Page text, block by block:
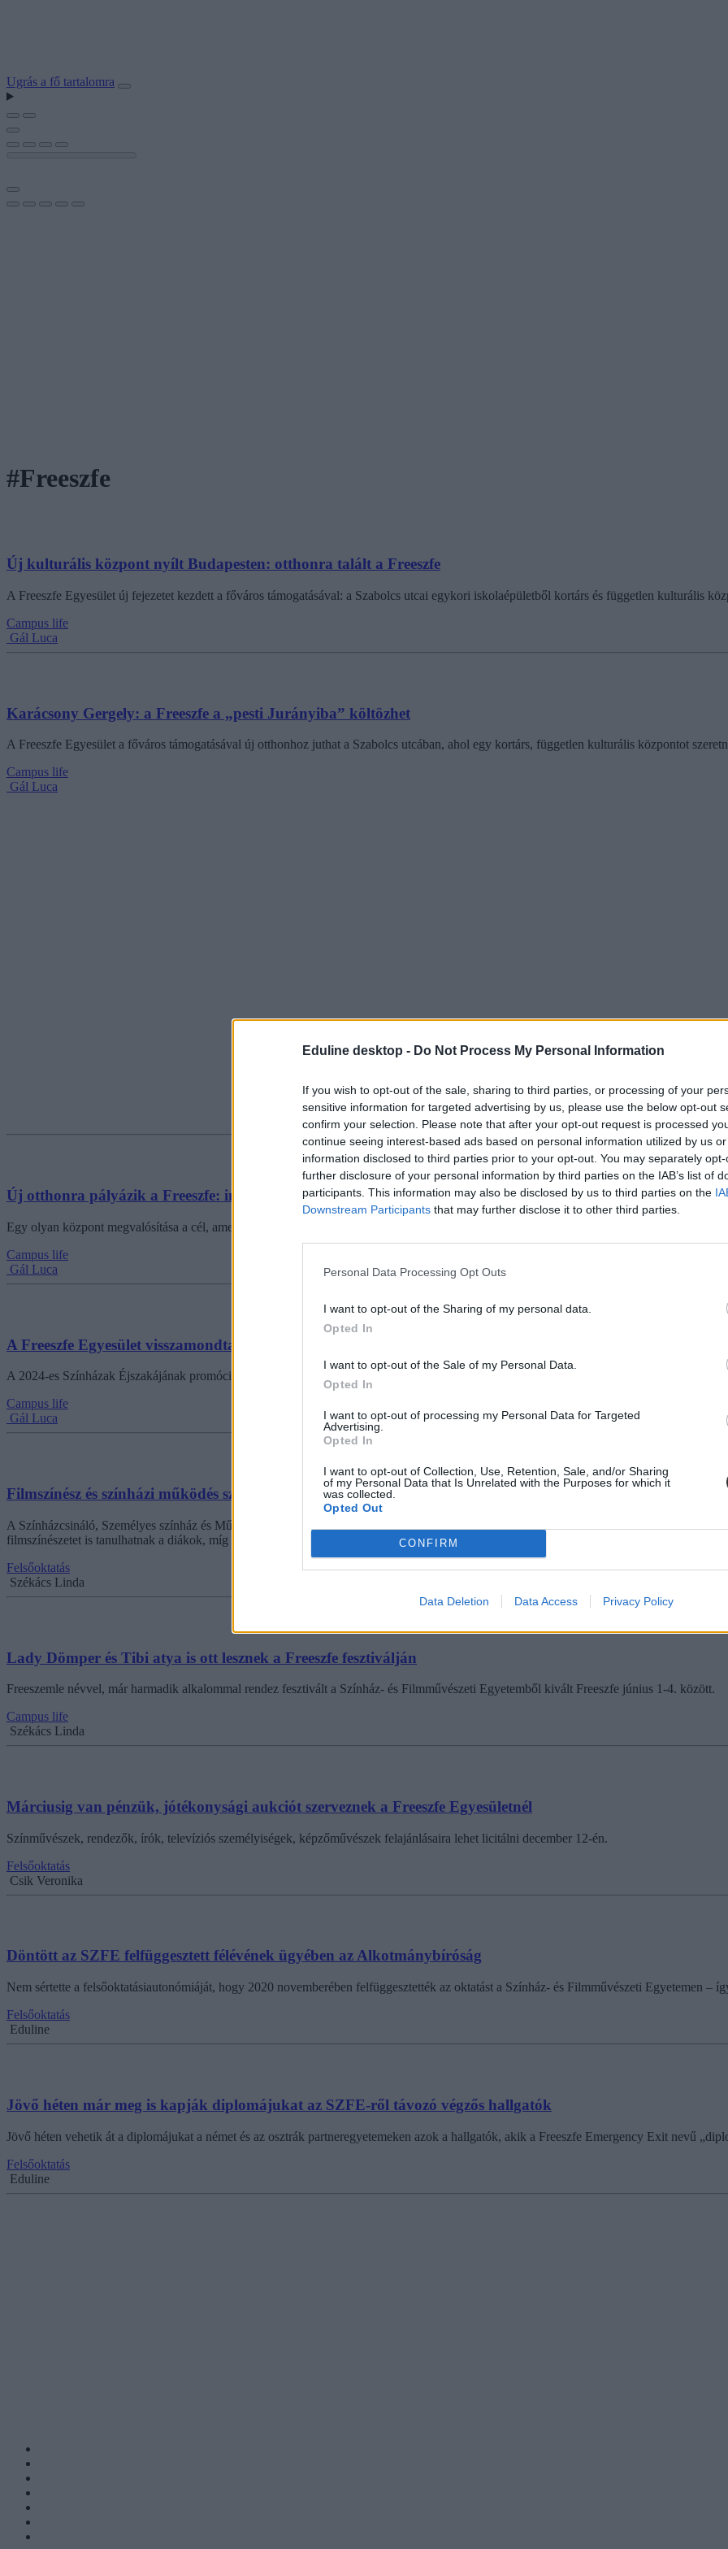
Eduline desktop - Do Not Process My Personal Information
If you wish to opt-out of the sale, sharing to third parties, or processing of your
sensitive information for targeted advertising by us, please use the below opt-out
confirm your selection. Please note that after your opt-out request is processed
continue seeing interest-based ads based on personal information utilized by us
information disclosed to third parties prior to your opt-out. You may separately
further disclosure of your personal information by third parties on the IAB’s list of
participants. This information may also be disclosed by us to third parties on the
Downstream Participants that may further disclose it to other third parties.
Personal Data Processing Opt Outs
I want to opt-out of the Sharing of my personal data.
Opted In
I want to opt-out of the Sale of my Personal Data.
Opted In
I want to opt-out of processing my Personal Data for Targeted
Advertising.
Opted In
I want to opt-out of Collection, Use, Retention, Sale, and/or Sharing
of my Personal Data that Is Unrelated with the Purposes for which it
was collected.
Opted Out
CONFIRM
Data Deletion Data Access Privacy Policy
Ugrás a fő tartalomra
#Freeszfe
Új kulturális központ nyílt Budapesten: otthonra talált a Freeszfe
A Freeszfe Egyesület új fejezetet kezdett a főváros támogatásával: a Szabolcs utcai egykori iskolaépületből kortárs és független kulturális
Campus life
Gál Luca
Karácsony Gergely: a Freeszfe a „pesti Jurányiba” költözhet
A Freeszfe Egyesület a főváros támogatásával új otthonhoz juthat a Szabolcs utcában, ahol egy kortárs, független kulturális központot
Campus life
Gál Luca
Új otthonra pályázik a Freeszfe: inkubátorházat akarnak létrehozni
Egy olyan központ megvalósítása a cél, amely a fiatal művészek szigete tud lenni.
Campus life
Gál Luca
A Freeszfe Egyesület visszamondta a Színházak Éjszakáján való részvételt
A 2024-es Színházak Éjszakájának promóciója az összekapaszkodásra buzdít, amit a „Minden egy!” felkiáltású szlogennel hirdetnek. Az
Campus life
Gál Luca
Filmszínész és színházi működés szakot indít a Freeszfe
A Színházcsináló, Személyes színház és Művészeti kommunikáció képzések mellett az idei tanévtől két vadiúj szakirány is elstartol a
filmszínészetet is tanulhatnak a diákok, míg a Szabó Julcsi vezette Színházi működés képzésen többek között rendezőasszisztensi, kellékesi
Felsőoktatás
Székács Linda
Lady Dömper és Tibi atya is ott lesznek a Freeszfe fesztiválján
Freeszemle névvel, már harmadik alkalommal rendez fesztivált a Színház- és Filmművészeti Egyetemből kivált Freeszfe június 1-4. között.
Campus life
Székács Linda
Márciusig van pénzük, jótékonysági aukciót szerveznek a Freeszfe Egyesületnél
Színművészek, rendezők, írók, televíziós személyiségek, képzőművészek felajánlásaira lehet licitálni december 12-én.
Felsőoktatás
Csik Veronika
Döntött az SZFE felfüggesztett félévének ügyében az Alkotmánybíróság
Nem sértette a felsőoktatásiautonómiáját, hogy 2020 novemberében felfüggesztették az oktatást a Színház- és Filmművészeti Egyetemen –
Felsőoktatás
Eduline
Jövő héten már meg is kapják diplomájukat az SZFE-ről távozó végzős hallgatók
Jövő héten vehetik át a diplomájukat a német és az osztrák partneregyetemeken azok a hallgatók, akik a Freeszfe Emergency Exit nevű
Felsőoktatás
Eduline